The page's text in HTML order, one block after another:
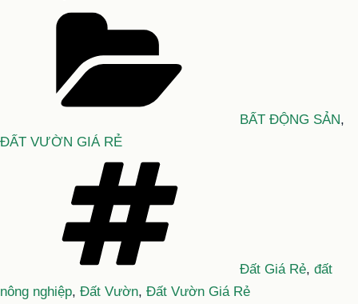
BẤT ĐỘNG SẢN,
ĐẤT VƯỜN GIÁ RẺ
Đất Giá Rẻ, đất
nông nghiệp, Đất Vườn, Đất Vườn Giá Rẻ